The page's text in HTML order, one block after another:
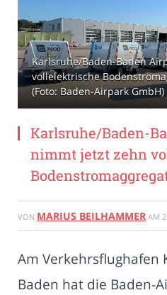
Karlsruhe/Baden-Baden
vollelektrische
(Foto: Baden-Airpark GmbH)
Karlsruhe/Baden-
nimmt jetzt zehn
VON MARIUS BEILHAMMER AM
Am Verkehrsflughafen
Baden hat die Baden-